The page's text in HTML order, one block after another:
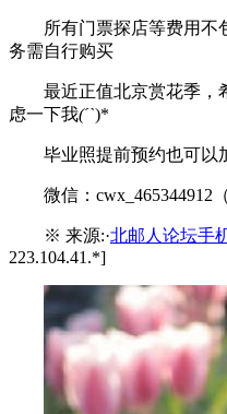
所有门票探店等费用不
务需自行购买
最近正值北京赏花季，
虑一下我(ˊˋ)*
毕业照提前预约也可以
微信：cwx_465344912
※ 来源:·北邮人论坛手
223.104.41.*]